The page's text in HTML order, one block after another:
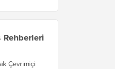
Rehberleri
Çevrimiçi